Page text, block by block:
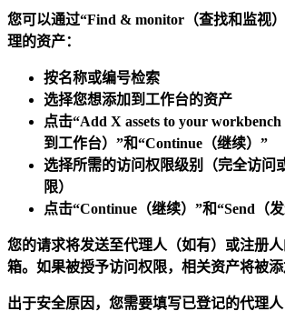
您可以通过“Find & monitor（查找和监视
理的资产：
按名称或编号检索
选择您想添加到工作台的资产
点击“Add X assets to your
到工作台）”和“Continue（继续）”
选择所需的访问权限级别（完全访问
限）
点击“Continue（继续）”和“Send（
您的请求将发送至代理人（如有）或注册
箱。如果被授予访问权限，相关资产将被添
出于安全原因 ，您需要填写已登记的代理